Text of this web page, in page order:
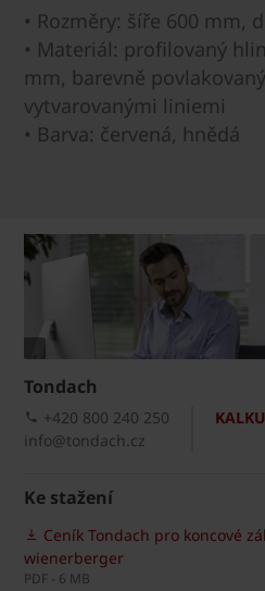
• Rozměry: šíře 600 mm,
• Materiál: profilovaný
mm, barevně
vytvarovanými liniemi
• Barva: červená, hnědá
Tondach
+420 800 240 250
info@tondach.cz
Ke stažení
Ceník Tondach pro koncové
wienerberger
PDF - 6 MB